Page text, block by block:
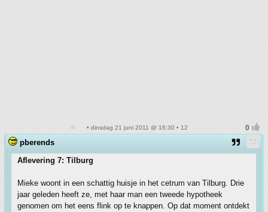
• dinsdag 21 juni 2011 @ 16:30 • 12
pberends
Aflevering 7: Tilburg
Mieke woont in een schattig huisje in het cetrum van Tilburg. Drie
jaar geleden heeft ze, met haar man een tweede hypotheek
genomen om het eens flink op te knappen. Op dat moment ontdekt